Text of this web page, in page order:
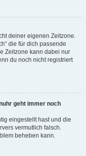
deiner eigenen Zeitzone.
die für dich passende
Zeitzone kann dabei nur
du noch nicht registriert
geht immer noch
eingestellt hast und die
vermutlich falsch.
beheben kann.